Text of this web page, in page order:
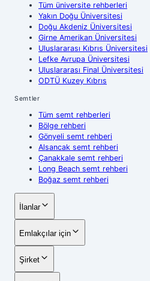
Tüm üniversite rehberleri
Yakın Doğu Üniversitesi
Doğu Akdeniz Üniversitesi
Girne Amerikan Üniversitesi
Uluslararası Kıbrıs Üniversitesi
Lefke Avrupa Üniversitesi
Uluslararası Final Üniversitesi
ODTÜ Kuzey Kıbrıs
Semtler
Tüm semt rehberleri
Bölge rehberi
Gönyeli semt rehberi
Alsancak semt rehberi
Çanakkale semt rehberi
Long Beach semt rehberi
Boğaz semt rehberi
İlanlar
Emlakçılar için
Şirket